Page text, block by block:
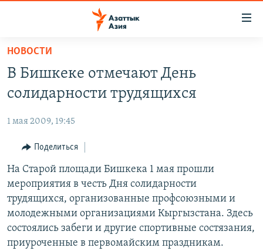
Вернуться
основному
содержанию
навигации
Вернутся
поиску
УЗБЕКИСТАН
ТАДЖИКИСТАН
ВОЙНА В УКРАИНЕ
НА ДРУГИХ ЯЗЫКАХ
ҚАЗАҚША
КЫРГЫЗЧА
ЎЗБЕКЧА
ТОҶИКӢ
TÜRKMENÇE
Все сайты РСЕ/РС
НОВОСТИ
В Бишкеке отмечают День
солидарности трудящихся
1 мая 2009, 19:45
Поделиться
На Старой площади Бишкека 1 мая прошли
мероприятия в честь Дня солидарности
трудящихся, организованные профсоюзными и
молодежными организациями Кыргызстана. Здесь
состоялись забеги и другие спортивные состязания,
приуроченные в первомайским праздникам.